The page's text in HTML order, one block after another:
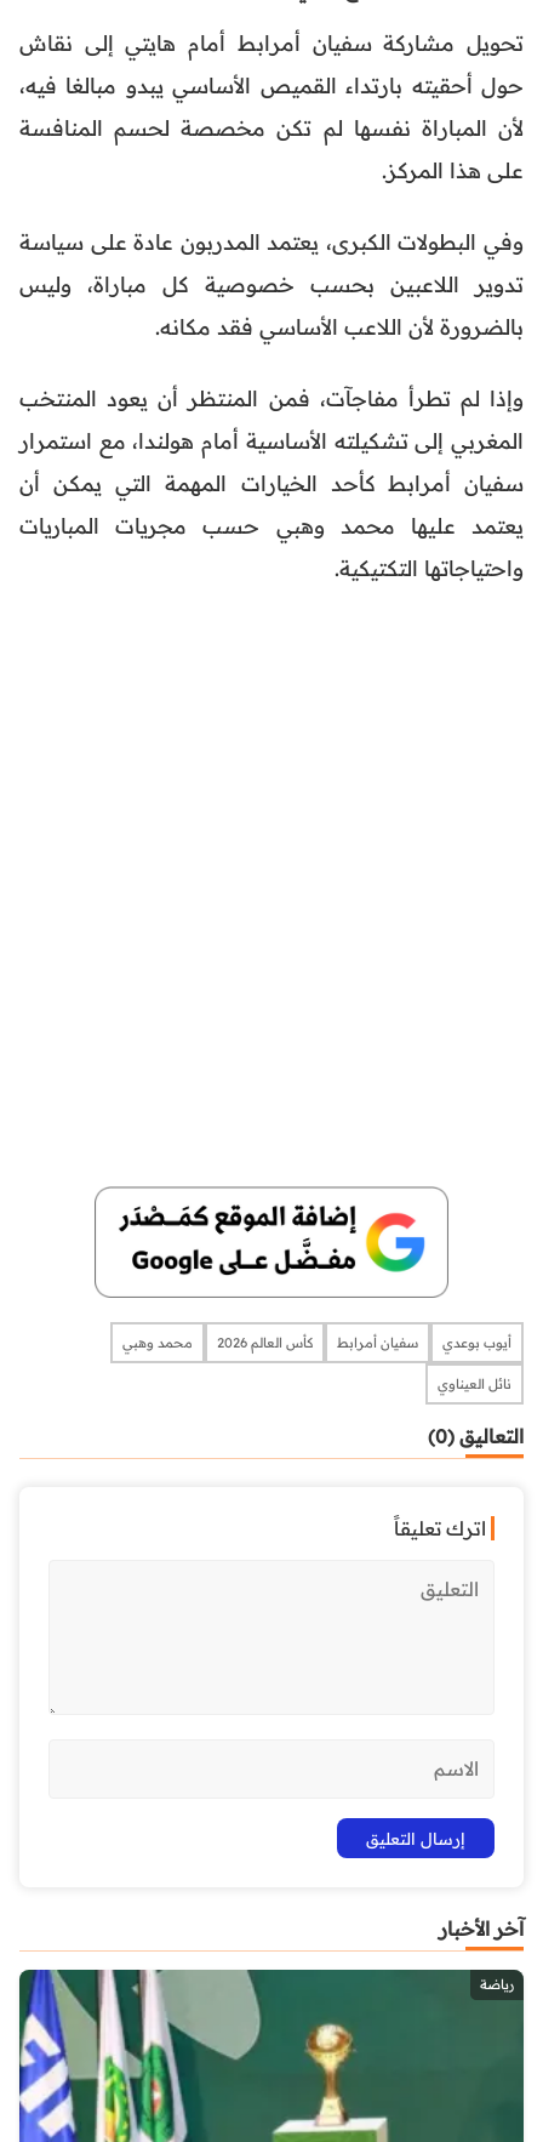
تحويل مشاركة سفيان أمرابط أمام هايتي إلى نقاش
حول أحقيته بارتداء القميص الأساسي يبدو مبالغا فيه،
لأن المباراة نفسها لم تكن مخصصة لحسم المنافسة
على هذا المركز.
وفي البطولات الكبرى، يعتمد المدربون عادة على سياسة
تدوير اللاعبين بحسب خصوصية كل مباراة، وليس
بالضرورة لأن اللاعب الأساسي فقد مكانه.
وإذا لم تطرأ مفاجآت، فمن المنتظر أن يعود المنتخب
المغربي إلى تشكيلته الأساسية أمام هولندا، مع استمرار
سفيان أمرابط كأحد الخيارات المهمة التي يمكن أن
يعتمد عليها محمد وهبي حسب مجريات المباريات
واحتياجاتها التكتيكية.
أيوب بوعدي سفيان أمرابط كأس العالم 2026 محمد وهبي
نائل العيناوي
التعاليق (0)
اترك تعليقاً
آخر الأخبار
رياضة